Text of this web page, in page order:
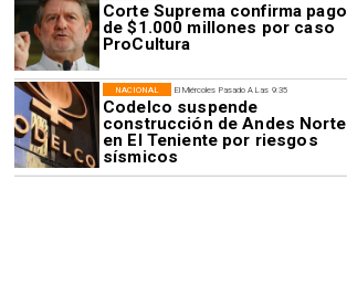
Corte Suprema confirma pago
de $1.000 millones por caso
ProCultura
El Miércoles Pasado A Las 9:35
Codelco suspende
construcción de Andes Norte
en El Teniente por riesgos
sísmicos
NACIONAL